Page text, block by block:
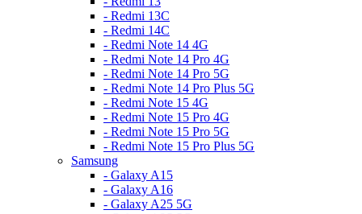
- Redmi 13C
- Redmi 14C
- Redmi Note 14 4G
- Redmi Note 14 Pro 4G
- Redmi Note 14 Pro 5G
- Redmi Note 14 Pro Plus 5G
- Redmi Note 15 4G
- Redmi Note 15 Pro 4G
- Redmi Note 15 Pro 5G
- Redmi Note 15 Pro Plus 5G
Samsung
- Galaxy A15
- Galaxy A16
- Galaxy A25 5G